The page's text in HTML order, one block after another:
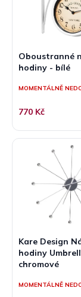
Oboustranné
hodiny - bílé
MOMENTÁLNĚ
770 Kč
Kare Design
hodiny
chromové
MOMENTÁLNĚ